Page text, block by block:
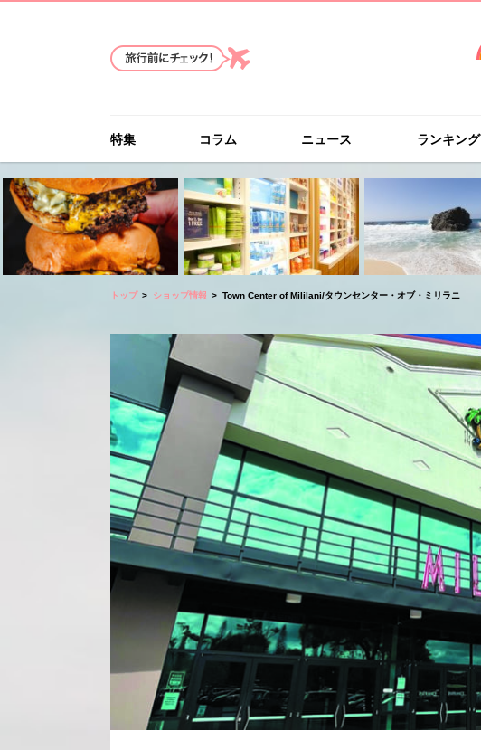
特集 コラム ニュース ランキング
トップ ショップ情報 Town Center of Mililani/タウンセンター・オブ・ミリラニ